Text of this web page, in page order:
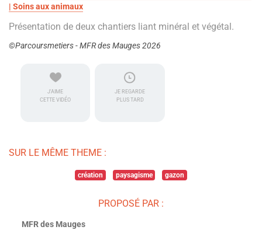
| Soins aux animaux
Présentation de deux chantiers liant minéral et végétal.
©Parcoursmetiers - MFR des Mauges 2026
J'AIME
CETTE VIDÉO
JE REGARDE
PLUS TARD
SUR LE MÊME THEME :
création paysagisme gazon
PROPOSÉ PAR :
MFR des Mauges